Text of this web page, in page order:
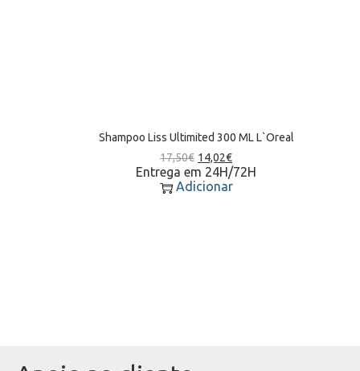
Shampoo Liss Ultimited 300 ML L`Oreal
17,50€ 14,02€
Entrega em 24H/72H
Adicionar